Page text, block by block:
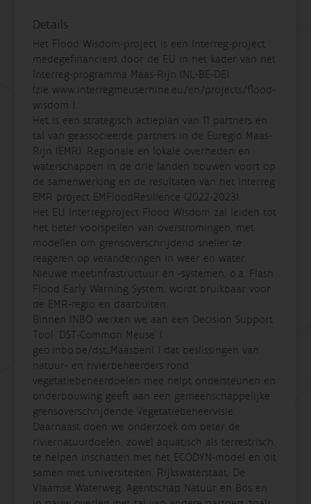
Details
Het Flood Wisdom-project is een Interreg-project
medegefinancierd door de EU in het kader van het
Interreg-programma Maas-Rijn (NL-BE-DE)
(zie www.interregmeuserhine.eu/en/projects/flood-
wisdom ).
Het is een strategisch actieplan van 11 partners en
tal van geassocieerde partners in de Euregio Maas-
Rijn (EMR). Regionale en lokale overheden en
waterschappen in de drie landen bouwen voort op
de samenwerking en de resultaten van het Interreg
EMR project EMFloodResilience (2022-2023).
Het EU Interregproject Flood Wisdom zal leiden tot
het beter voorspellen van overstromingen, met
modellen om grensoverschrijdend sneller te
reageren op veranderingen in weer en water.
Nieuwe meetinfrastructuur en -systemen, o.a. Flash
Flood Early Warning System, wordt bruikbaar voor
de EMR-regio en daarbuiten.
Binnen INBO werken we aan een Decision Support
Tool 'DST-Common Meuse' (
geo.inbo.be/dst_Maasbenl ) dat beslissingen van
natuur- en rivierbeheerders rond
vegetatiebeheerdoelen mee helpt ondersteunen en
onderbouwing geeft aan een gemeenschappelijke
grensoverschrijdende Vegetatiebeheervisie.
Daarnaast doen we onderzoek om beter de
riviernatuurdoelen, zowel aquatisch als terrestrisch,
te helpen inschatten met het ECODYN-model en dit
samen met universiteiten, Rijkswaterstaat, De
Vlaamse Waterweg, Agentschap Natuur en Bos en